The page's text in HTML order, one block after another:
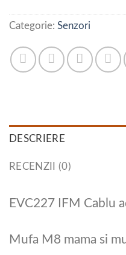
Categorie: Senzori
DESCRIERE
RECENZII (0)
EVC227 IFM Cablu
Mufa M8 mama si